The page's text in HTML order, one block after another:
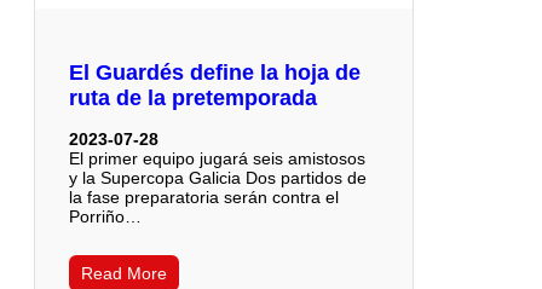
El Guardés define la hoja de
ruta de la pretemporada
2023-07-28
El primer equipo jugará seis amistosos
y la Supercopa Galicia Dos partidos de
la fase preparatoria serán contra el
Porriño…
Read More